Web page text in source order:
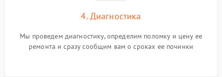
4. Диагностика
Мы проведем диагностику, определим поломку и цену ее
ремонта и сразу сообщим вам о сроках ее починки